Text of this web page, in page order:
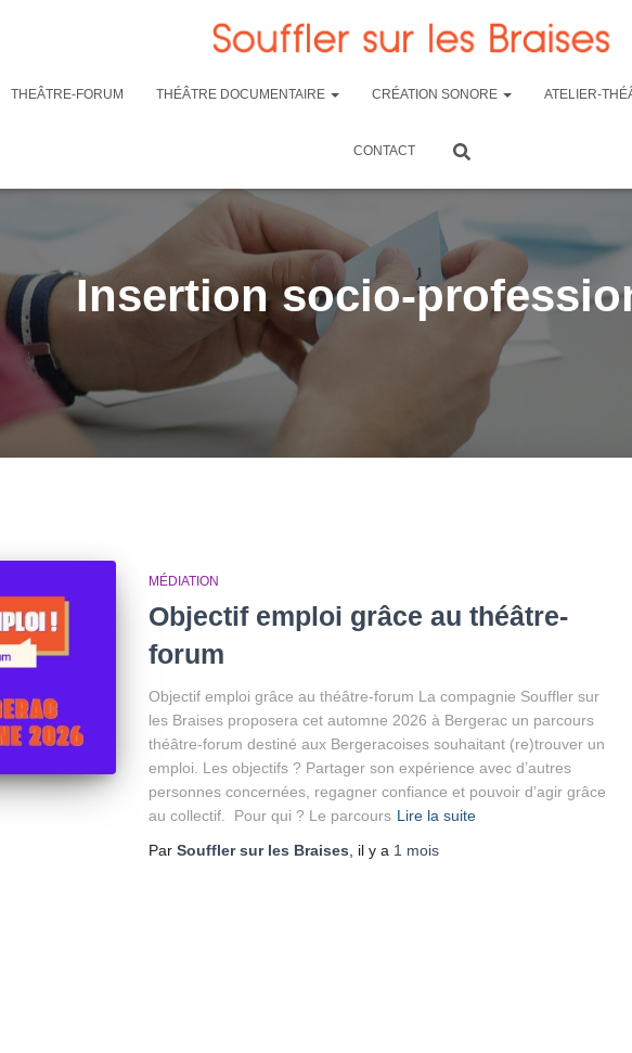
THEÂTRE-FORUM THÉÂTRE DOCUMENTAIRE CRÉATION SONORE ATELIER-
CONTACT
Insertion socio-
MÉDIATION
Objectif emploi grâce au théâtre-
forum
Objectif emploi grâce au théâtre-forum La compagnie Souffler sur
les Braises proposera cet automne 2026 à Bergerac un parcours
théâtre-forum destiné aux Bergeracoises souhaitant (re)trouver un
emploi. Les objectifs ? Partager son expérience avec d’autres
personnes concernées, regagner confiance et pouvoir d’agir grâce
au collectif. Pour qui ? Le parcours Lire la suite
Par Souffler sur les Braises , il y a 1 mois